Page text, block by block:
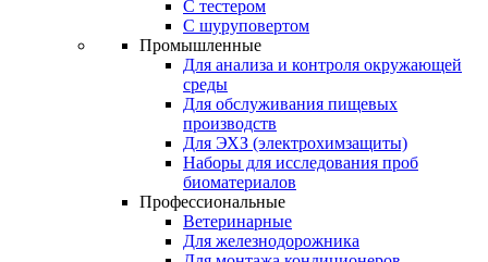
С тестером
С шуруповертом
Промышленные
Для анализа и контроля окружающей
среды
Для обслуживания пищевых
производств
Для ЭХЗ (электрохимзащиты)
Наборы для исследования проб
биоматериалов
Профессиональные
Ветеринарные
Для железнодорожника